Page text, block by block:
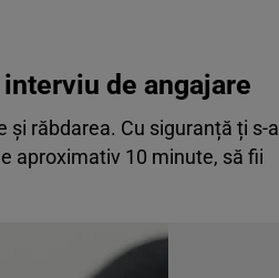
de angajare
răbdarea. Cu siguranță ți s-a
aproximativ 10 minute, să fii